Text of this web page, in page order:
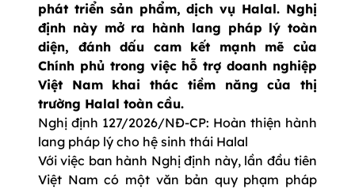
phát triển sản phẩm, dịch vụ Halal. Nghị
định này mở ra hành lang pháp lý toàn
diện, đánh dấu cam kết mạnh mẽ của
Chính phủ trong việc hỗ trợ doanh nghiệp
Việt Nam khai thác tiềm năng của thị
trường Halal toàn cầu.
Nghị định 127/2026/NĐ-CP: Hoàn thiện hành
lang pháp lý cho hệ sinh thái Halal
Với việc ban hành Nghị định này, lần đầu tiên
Việt Nam có một văn bản quy phạm pháp